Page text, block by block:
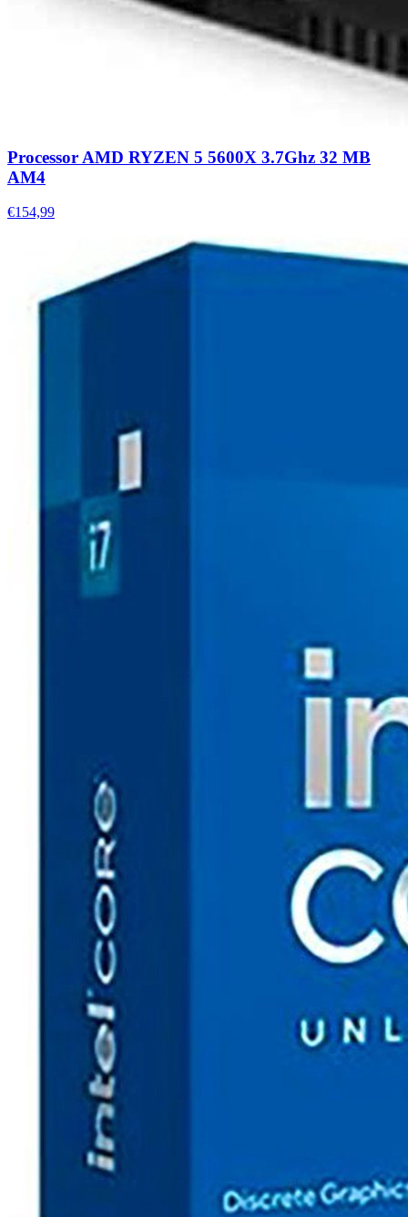
Processor AMD RYZEN 5 5600X 3.7Ghz 32 MB
AM4
€154,99